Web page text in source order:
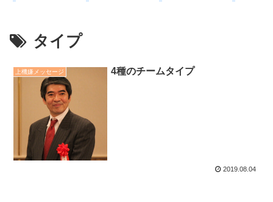
タイプ
上機嫌メッセージ 4種のチームタイプ
2019.08.04